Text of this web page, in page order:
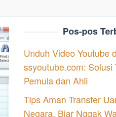
Pos-pos
Unduh Video Youtube
ssyoutube.com: Solusi
Pemula dan Ahli
Tips Aman Transfer
Negara, Biar Nggak